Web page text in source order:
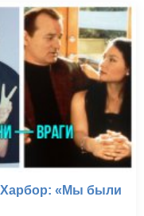
Харбор: «Мы были